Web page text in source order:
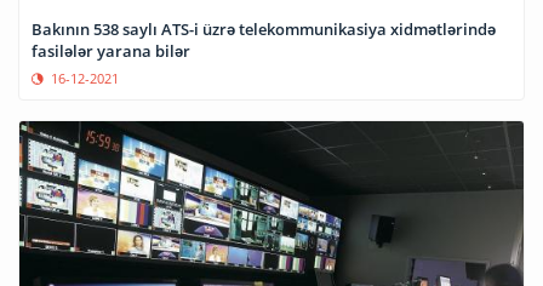
Bakının 538 saylı ATS-i üzrə telekommunikasiya xidmətlərində
fasilələr yarana bilər
16-12-2021